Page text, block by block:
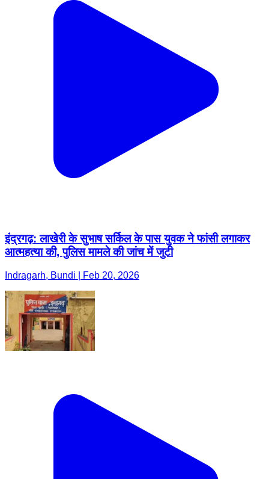
इंद्रगढ़: लाखेरी के सुभाष सर्किल के पास युवक ने फांसी लगाकर
आत्महत्या की, पुलिस मामले की जांच में जुटी
Indragarh, Bundi | Feb 20, 2026